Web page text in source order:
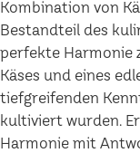
Kombination von
Bestandteil des
perfekte Harmonie
Käses und eines
tiefgreifenden
kultiviert wurden.
Harmonie mit